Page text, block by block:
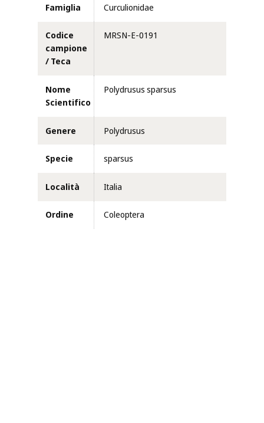
Famiglia Curculionidae
Codice
campione
/ Teca
MRSN-E-0191
Nome
Scientifico
Polydrusus sparsus
Genere Polydrusus
Specie sparsus
Località Italia
Ordine Coleoptera